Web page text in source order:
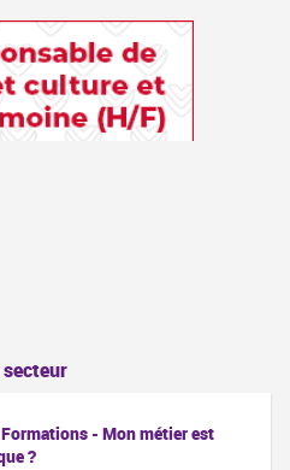
- Mon métier est
?